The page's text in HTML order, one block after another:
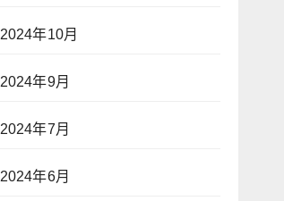
2024年10月
2024年9月
2024年7月
2024年6月